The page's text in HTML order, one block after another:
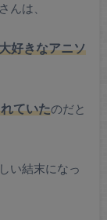
んは、
好きなアニソ
ていたのだと
い結末になっ